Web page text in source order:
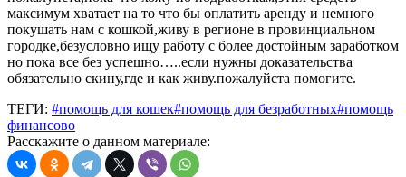
максимум хватает на то что бы оплатить аренду и немного
покушать нам с кошкой,живу в регионе в провинциальном
городке,безусловно ищу работу с более достойным заработком
но пока все без успешно…..если нужны доказательства
обязательно скину,где и как живу.пожалуйста помогите.
ТЕГИ: #помощь для кошек#помощь для безработных#помощь
финансово
Расскажите о данном материале: